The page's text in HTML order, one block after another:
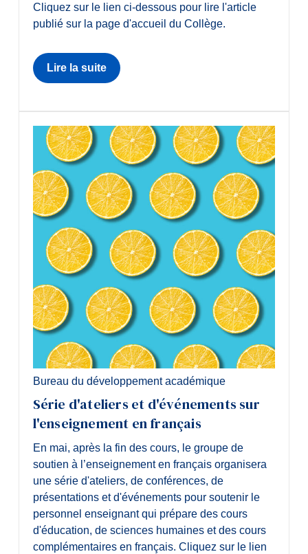
Cliquez sur le lien ci-dessous pour lire l'article
publié sur la page d'accueil du Collège.
Lire la suite
Bureau du développement académique
Série d'ateliers et d'événements sur
l'enseignement en français
En mai, après la fin des cours, le groupe de
soutien à l’enseignement en français organisera
une série d'ateliers, de conférences, de
présentations et d'événements pour soutenir le
personnel enseignant qui prépare des cours
d'éducation, de sciences humaines et des cours
complémentaires en français. Cliquez sur le lien